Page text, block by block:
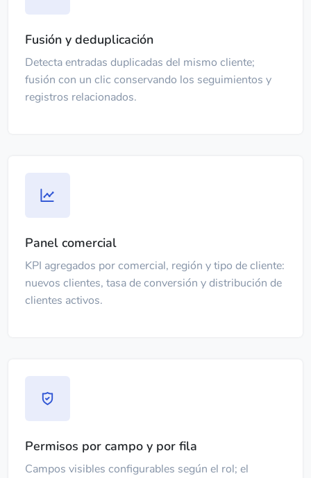
Fusión y deduplicación
Detecta entradas duplicadas del mismo cliente;
fusión con un clic conservando los seguimientos y
registros relacionados.
Panel comercial
KPI agregados por comercial, región y tipo de cliente:
nuevos clientes, tasa de conversión y distribución de
clientes activos.
Permisos por campo y por fila
Campos visibles configurables según el rol; el